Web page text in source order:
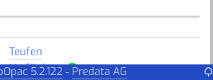
Teufen
Verfügbar
5.2.122 - Predata AG